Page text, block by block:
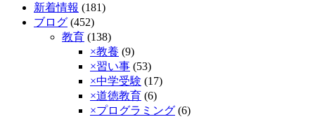
新着情報 (181)
ブログ (452)
教育 (138)
×教養 (9)
×習い事 (53)
×中学受験 (17)
×道徳教育 (6)
×プログラミング (6)